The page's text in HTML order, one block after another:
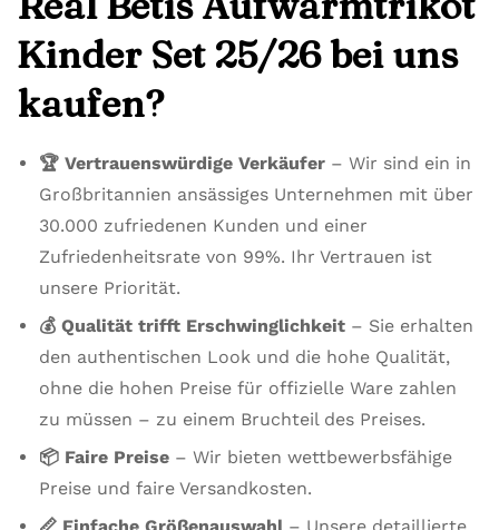
Kinder Set 25/26 bei uns
kaufen?
🏆 Vertrauenswürdige Verkäufer – Wir sind ein in
Großbritannien ansässiges Unternehmen mit über
30.000 zufriedenen Kunden und einer
Zufriedenheitsrate von 99%. Ihr Vertrauen ist
unsere Priorität.
💰 Qualität trifft Erschwinglichkeit – Sie erhalten
den authentischen Look und die hohe Qualität,
ohne die hohen Preise für offizielle Ware zahlen
zu müssen – zu einem Bruchteil des Preises.
📦 Faire Preise – Wir bieten wettbewerbsfähige
Preise und faire Versandkosten.